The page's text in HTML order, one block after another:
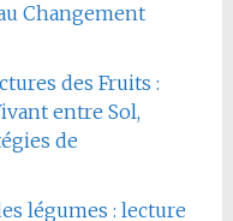
Changement
des Fruits :
entre Sol,
de
légumes : lecture